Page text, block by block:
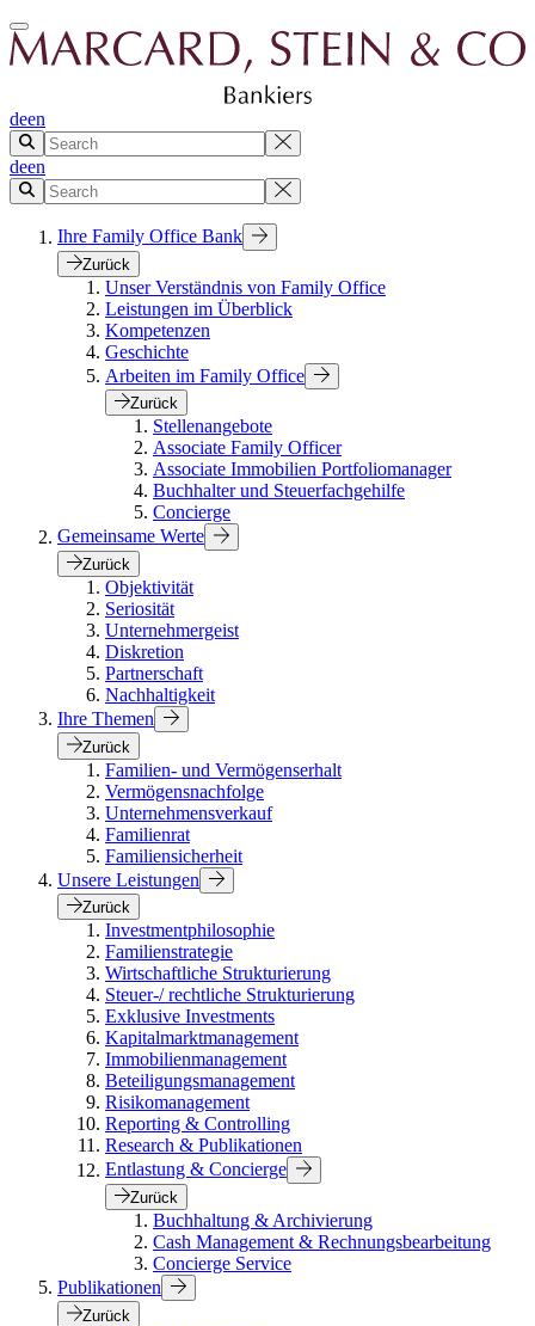
deen
deen
Ihre Family Office Bank
Zurück
Unser Verständnis von Family Office
Leistungen im Überblick
Kompetenzen
Geschichte
Arbeiten im Family Office
Zurück
Stellenangebote
Associate Family Officer
Associate Immobilien Portfoliomanager
Buchhalter und Steuerfachgehilfe
Concierge
Gemeinsame Werte
Zurück
Objektivität
Seriosität
Unternehmergeist
Diskretion
Partnerschaft
Nachhaltigkeit
Ihre Themen
Zurück
Familien- und Vermögenserhalt
Vermögensnachfolge
Unternehmensverkauf
Familienrat
Familiensicherheit
Unsere Leistungen
Zurück
Investmentphilosophie
Familienstrategie
Wirtschaftliche Strukturierung
Steuer-/ rechtliche Strukturierung
Exklusive Investments
Kapitalmarktmanagement
Immobilienmanagement
Beteiligungsmanagement
Risikomanagement
Reporting & Controlling
Research & Publikationen
Entlastung & Concierge
Zurück
Buchhaltung & Archivierung
Cash Management & Rechnungsbearbeitung
Concierge Service
Publikationen
Zurück